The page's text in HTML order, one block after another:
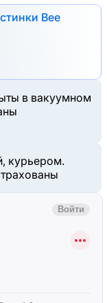
Bee
в вакуумном
курьером.